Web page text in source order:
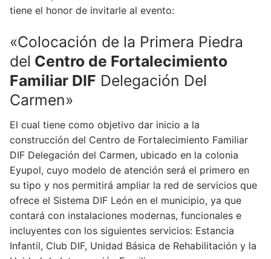
tiene el honor de invitarle al evento:
«Colocación de la Primera Piedra
del Centro de Fortalecimiento
Familiar DIF Delegación Del
Carmen»
El cual tiene como objetivo dar inicio a la
construcción del Centro de Fortalecimiento Familiar
DIF Delegación del Carmen, ubicado en la colonia
Eyupol, cuyo modelo de atención será el primero en
su tipo y nos permitirá ampliar la red de servicios que
ofrece el Sistema DIF León en el municipio, ya que
contará con instalaciones modernas, funcionales e
incluyentes con los siguientes servicios: Estancia
Infantil, Club DIF, Unidad Básica de Rehabilitación y la